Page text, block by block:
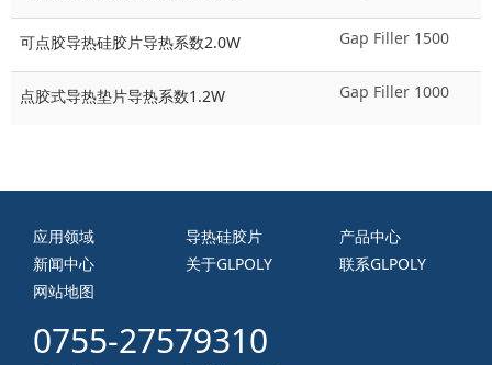
可点胶导热硅胶片导热系数2.0W Gap Filler 1500
点胶式导热垫片导热系数1.2W Gap Filler 1000
应用领域 导热硅胶片
产品中心
新闻中心
关于GLPOLY
联系GLPOLY
网站地图
0755-27579310